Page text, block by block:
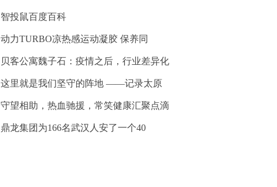
智投鼠百度百科
动力TURBO凉热感运动凝胶 保养同
贝客公寓魏子石：疫情之后，行业差异化
这里就是我们坚守的阵地 ——记录太原
守望相助，热血驰援，常笑健康汇聚点滴
鼎龙集团为166名武汉人安了一个40